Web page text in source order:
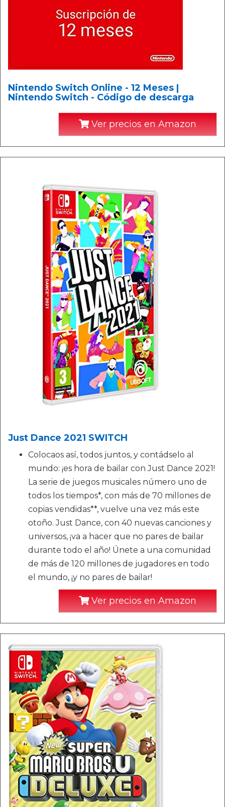
Nintendo Switch Online - 12 Meses |
Nintendo Switch - Código de descarga
Ver precios en Amazon
Just Dance 2021 SWITCH
Colocaos así, todos juntos, y contádselo al
mundo: ¡es hora de bailar con Just Dance 2021!
La serie de juegos musicales número uno de
todos los tiempos*, con más de 70 millones de
copias vendidas**, vuelve una vez más este
otoño. Just Dance, con 40 nuevas canciones y
universos, ¡va a hacer que no pares de bailar
durante todo el año! Únete a una comunidad
de más de 120 millones de jugadores en todo
el mundo, ¡y no pares de bailar!
Ver precios en Amazon